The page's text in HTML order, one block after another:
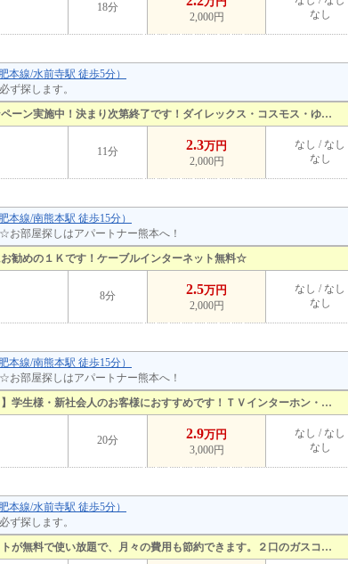
18分
2,000円
なし
線/水前寺駅 徒歩5分）
ず探します。
ーン実施中！決まり次第終了です！ダイレックス・コスモス・ゆ…
11分 2.3万円
2,000円
なし / なし
なし
線/南熊本駅 徒歩15分）
部屋探しはアパートナー熊本へ！
勧めの１Ｋです！ケーブルインターネット無料☆
8分 2.5万円
2,000円
なし / なし
なし
線/南熊本駅 徒歩15分）
部屋探しはアパートナー熊本へ！
】学生様・新社会人のお客様におすすめです！ＴＶインターホン・…
20分 2.9万円
3,000円
なし / なし
なし
線/水前寺駅 徒歩5分）
ず探します。
が無料で使い放題で、月々の費用も節約できます。２口のガスコ…